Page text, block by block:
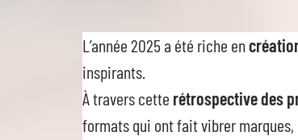
L’année 2025 a été riche en
inspirants.
À travers cette rétrospective des
formats qui ont fait vibrer